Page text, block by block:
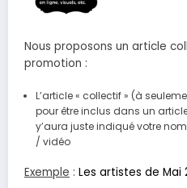
Nous proposons un article
promotion :
L’article « collectif » (à
pour être inclus dans un
y’aura juste indiqué votre
/ vidéo
Exemple : Les artistes de Mai